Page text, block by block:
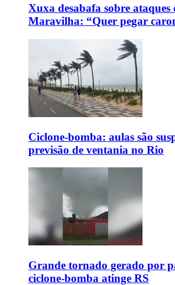
Xuxa desabafa sobre ataques
Maravilha: “Quer pegar
Ciclone-bomba: aulas são
previsão de ventania no Rio
Grande tornado gerado por
ciclone-bomba atinge RS